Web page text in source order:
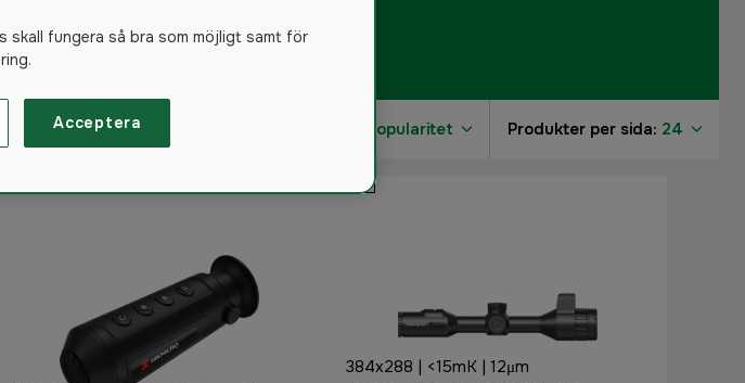
101 Popularitet Produkter per sida: 24
384x288 | <15mK | 12μm
fungera så bra som möjligt samt för
Acceptera